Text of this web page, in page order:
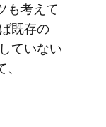
も​考えて​
既存の​
ていない​